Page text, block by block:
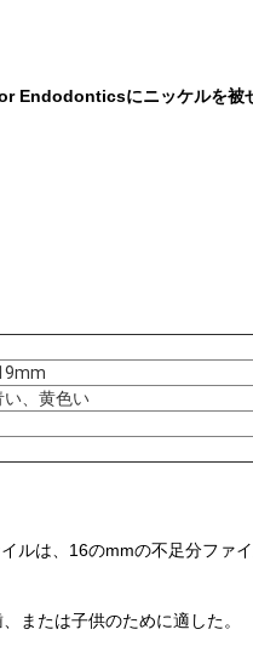
Endodonticsにニッケルを被
い、黄色い
ルは、16のmmの不足分ファ
または子供のために適した。